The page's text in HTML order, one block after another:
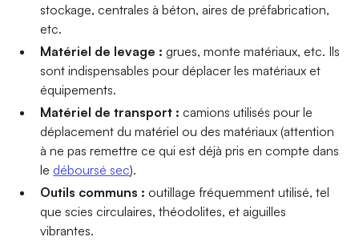
stockage, centrales à béton, aires de préfabrication,
etc.
Matériel de levage :grues, monte matériaux, etc. Ils
sont indispensables pour déplacer les matériaux et
équipements.
Matériel de transport :camions utilisés pour le
déplacement du matériel ou des matériaux (attention
à ne pas remettre ce qui est déjà pris en compte dans
le déboursé sec).
Outils communs : outillage fréquemment utilisé, tel
que scies circulaires, théodolites, et aiguilles
vibrantes.